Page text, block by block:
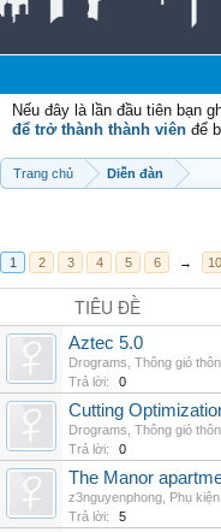
Nếu đây là lần đầu tiên bạn
để trở thành thành viên để
Trang chủ Diễn đàn
1 2 3 4 5 6 → 10
TIÊU ĐỀ
Aztec 5.0
Drograms Thông gió
Trả lời:
0
Cutting
Drograms Thông gió
Trả lời:
0
The Manor
z3nguyenphong Phụ kiện
Trả lời:
5